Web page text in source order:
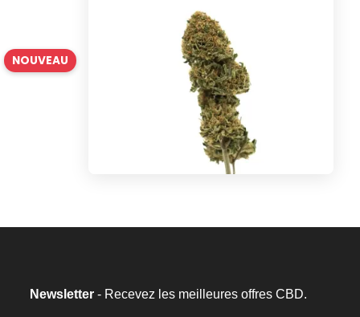
NOUVEAU
Newsletter - Recevez les meilleures offres CBD.